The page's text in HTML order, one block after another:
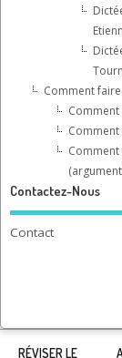
Comment
Comment
Contactez-Nous
Contact
RÉVISER LE